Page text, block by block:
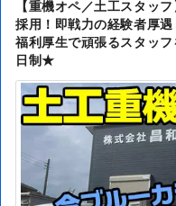
【重機オペ／土工スタッ
採用！即戦力の経験者厚
福利厚生で頑張るスタッ
日制★